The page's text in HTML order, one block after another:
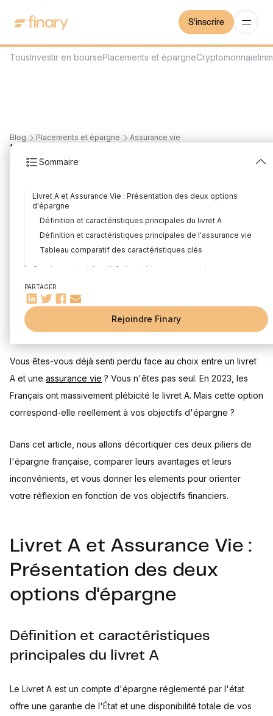
S'inscrire
Blog Placements et épargne Assurance vie
Sommaire
Livret A et Assurance Vie : Présentation des deux options
d'épargne
Définition et caractéristiques principales du livret A
Définition et caractéristiques principales de l'assurance vie
Tableau comparatif des caractéristiques clés
Rendements et fiscalité : livret A vs assurance vie
Taux d'intérêt actuel du livret A et perspectives
Rendements potentiels de l'assurance vie (fonds en euros
et unités de compte)
Impact de la durée de détention sur la fiscalité de
l'assurance vie
Garantie du capital pour le livret A
Risques potentiels de l'assurance vie
Conditions de retrait pour chaque produit
PARTAGER
Rejoindre Finary
12
vie : que choisir ?
Rédigé parLouis Sellier Édité parFlorian Corteel
Vous êtes-vous déjà senti perdu face au choix entre un livret
A et une assurance vie ? Vous n'êtes pas seul. En 2023, les
Français ont massivement plébicité le livret A. Mais cette option
correspond-elle reellement à vos objectifs d'épargne ?
Dans cet article, nous allons décortiquer ces deux piliers de
l'épargne française, comparer leurs avantages et leurs
inconvénients, et vous donner les elements pour orienter
votre réflexion en fonction de vos objectifs financiers.
Livret A et Assurance Vie :
Présentation des deux
options d'épargne
Définition et caractéristiques
principales du livret A
Le Livret A est un compte d'épargne réglementé par l'état
offre une garantie de l'État et une disponibilité totale de vos
TousInvestir en boursePlacements et épargneCryptomonnaie